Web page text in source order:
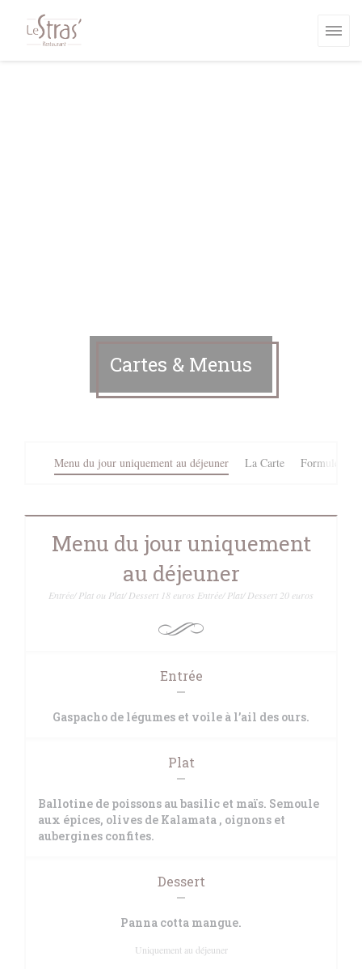
Cartes & Menus
Menu du jour uniquement au déjeuner La Carte Formule
Menu du jour uniquement
au déjeuner
Entrée/ Plat ou Plat/ Dessert 18 euros Entrée/ Plat/ Dessert 20 euros
Entrée
Gaspacho de légumes et voile à l’ail des ours.
Plat
Ballotine de poissons au basilic et maïs. Semoule
aux épices, olives de Kalamata , oignons et
aubergines confites.
Dessert
Panna cotta mangue.
Uniquement au déjeuner